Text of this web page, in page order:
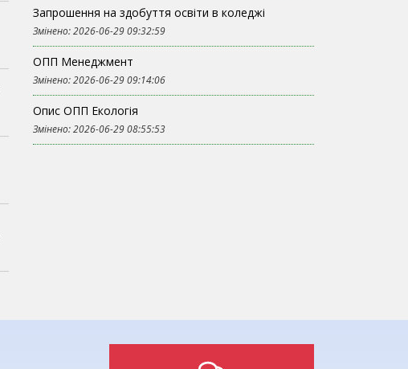
Запрошення на здобуття освіти в коледжі
Змінено: 2026-06-29 09:32:59
ОПП Менеджмент
Змінено: 2026-06-29 09:14:06
Опис ОПП Екологія
Змінено: 2026-06-29 08:55:53